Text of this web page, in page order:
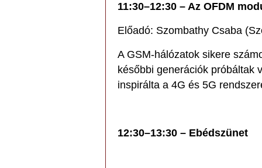
11:30–12:30 – Az OFDM
Előadó: Szombathy Csaba
A GSM-hálózatok sikere
későbbi generációk próbáltak
inspirálta a 4G és 5G
12:30–13:30 – Ebédszünet